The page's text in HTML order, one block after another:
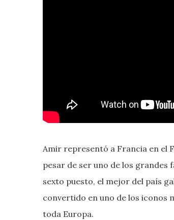
Amir representó a Francia en el
pesar de ser uno de los
sexto puesto, el mejor del país
convertido en uno de los iconos
toda Europa.